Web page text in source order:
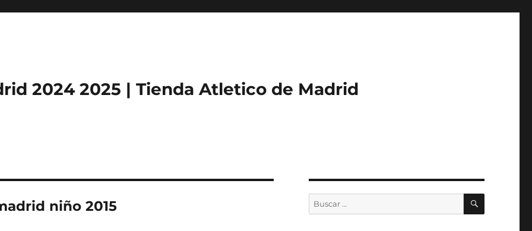
2024 2025 | Tienda Atletico de Madrid
niño 2015
Buscar
por:
BUSCAR